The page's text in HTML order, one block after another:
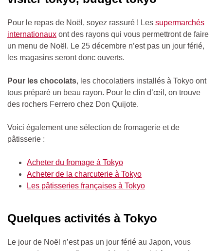
Pour le repas de Noël, soyez rassuré ! Les supermarchés
internationaux ont des rayons qui vous permettront de faire
un menu de Noël. Le 25 décembre n’est pas un jour férié,
les magasins seront donc ouverts.
Pour les chocolats, les chocolatiers installés à Tokyo ont
tous préparé un beau rayon. Pour le clin d’œil, on trouve
des rochers Ferrero chez Don Quijote.
Voici également une sélection de fromagerie et de
pâtisserie :
Acheter du fromage à Tokyo
Acheter de la charcuterie à Tokyo
Les pâtisseries françaises à Tokyo
Quelques activités à Tokyo
Le jour de Noël n’est pas un jour férié au Japon, vous